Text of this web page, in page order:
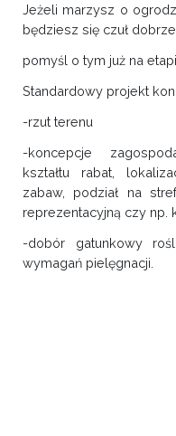
Jeżeli marzysz o
będziesz się czuł dobrze,
pomyśl o tym już na
Standardowy projekt
-rzut terenu
-koncepcje
kształtu rabat,
zabaw, podział na
reprezentacyjną czy np.
-dobór gatunkowy
wymagań pielęgnacji.